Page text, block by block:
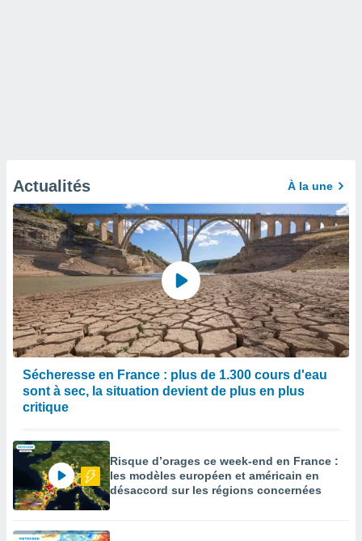
Actualités À la une
Sécheresse en France : plus de 1.300 cours d'eau
sont à sec, la situation devient de plus en plus
critique
Risque d’orages ce week-end en France :
les modèles européen et américain en
désaccord sur les régions concernées